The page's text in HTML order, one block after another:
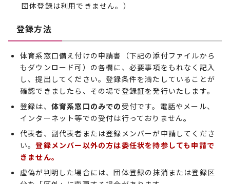
団体登録は利用できません。）
登録方法
体育系窓口備え付けの申請書（下記の添付ファイルから
もダウンロード可）の各欄に、必要事項をもれなく記入
し、提出してください。登録条件を満たしていることが
確認できましたら、その場で登録証を発行いたします。
登録は、 体育系窓口のみでの 受付です。電話やメール、
インターネット等での受付は行っておりません。
代表者、副代表者または登録メンバーが申請してくださ
い。登録メンバー以外の方は委任状を持参しても申請で
きません。
虚偽が判明した場合には、団体登録の抹消または登録区